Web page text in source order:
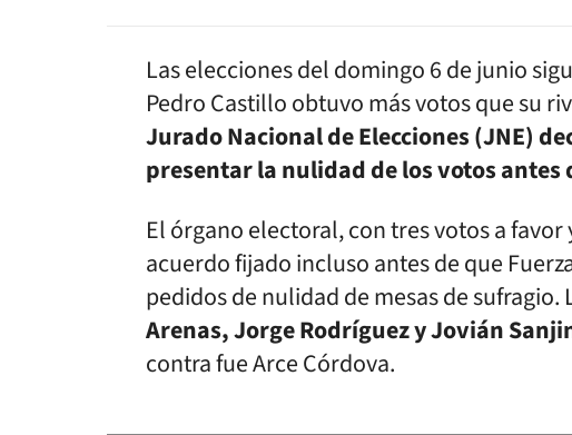
Las elecciones del domingo 6 de junio
Pedro Castillo obtuvo más votos que su
Jurado Nacional de Elecciones (JNE)
presentar la nulidad de los votos antes
El órgano electoral, con tres votos a
acuerdo fijado incluso antes de que
pedidos de nulidad de mesas de sufragio.
Arenas, Jorge Rodríguez y Jovián
contra fue Arce Córdova.